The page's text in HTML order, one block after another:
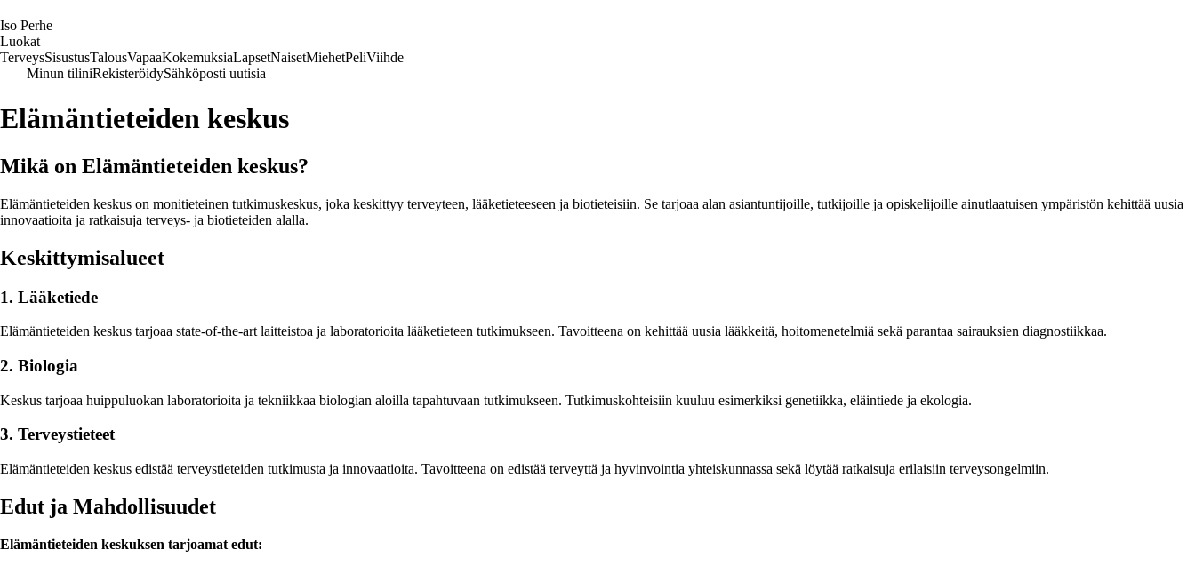
Iso Perhe
Luokat
TerveysSisustusTalousVapaaKokemuksiaLapsetNaisetMiehetPeliViihde
Minun tiliniRekisteröidySähköposti uutisia
Elämäntieteiden keskus
Mikä on Elämäntieteiden keskus?
Elämäntieteiden keskus on monitieteinen tutkimuskeskus, joka keskittyy terveyteen, lääketieteeseen ja biotieteisiin. Se tarjoaa alan asiantuntijoille, tutkijoille ja opiskelijoille ainutlaatuisen ympäristön kehittää uusia
innovaatioita ja ratkaisuja terveys- ja biotieteiden alalla.
Keskittymisalueet
1. Lääketiede
Elämäntieteiden keskus tarjoaa state-of-the-art laitteistoa ja laboratorioita lääketieteen tutkimukseen. Tavoitteena on kehittää uusia lääkkeitä, hoitomenetelmiä sekä parantaa sairauksien diagnostiikkaa.
2. Biologia
Keskus tarjoaa huippuluokan laboratorioita ja tekniikkaa biologian aloilla tapahtuvaan tutkimukseen. Tutkimuskohteisiin kuuluu esimerkiksi genetiikka, eläintiede ja ekologia.
3. Terveystieteet
Elämäntieteiden keskus edistää terveystieteiden tutkimusta ja innovaatioita. Tavoitteena on edistää terveyttä ja hyvinvointia yhteiskunnassa sekä löytää ratkaisuja erilaisiin terveysongelmiin.
Edut ja Mahdollisuudet
Elämäntieteiden keskuksen tarjoamat edut: